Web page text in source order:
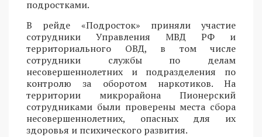
подростками.
В рейде «Подросток» приняли участие
сотрудники Управления МВД РФ и
территориального ОВД, в том числе
сотрудники службы по делам
несовершеннолетних и подразделения по
контролю за оборотом наркотиков. На
территории микрорайона Пионерский
сотрудниками были проверены места сбора
несовершеннолетних, опасных для их
здоровья и психического развития.